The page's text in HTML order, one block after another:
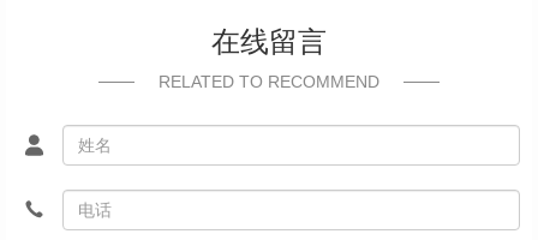
在线留言
RELATED TO RECOMMEND